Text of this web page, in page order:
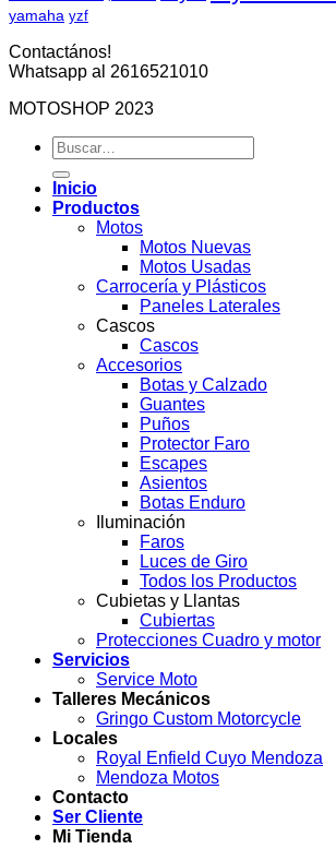
yamaha yzf
Contactános!
Whatsapp al 2616521010
MOTOSHOP 2023
Buscar
por:
Inicio
Productos
Motos
Motos Nuevas
Motos Usadas
Carrocería y Plásticos
Paneles Laterales
Cascos
Cascos
Accesorios
Botas y Calzado
Guantes
Puños
Protector Faro
Escapes
Asientos
Botas Enduro
Iluminación
Faros
Luces de Giro
Todos los Productos
Cubietas y Llantas
Cubiertas
Protecciones Cuadro y motor
Servicios
Service Moto
Talleres Mecánicos
Gringo Custom Motorcycle
Locales
Royal Enfield Cuyo Mendoza
Mendoza Motos
Contacto
Ser Cliente
Mi Tienda